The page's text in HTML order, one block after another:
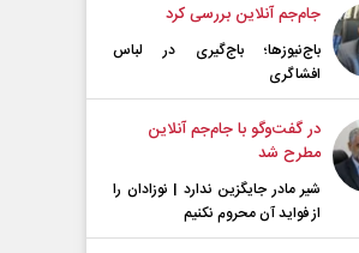
جام‌جم آنلاین بررسی کرد
باج‌نیوزها؛ باج‌گیری در لباس
افشاگری
در گفت‌و‌گو با جام‌جم آنلاین
مطرح شد
شیر مادر جایگزین ندارد | نوزادان را
از فواید آن محروم نکنیم